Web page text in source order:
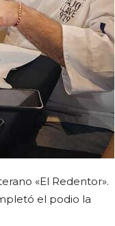
«El Redentor».
el podio la